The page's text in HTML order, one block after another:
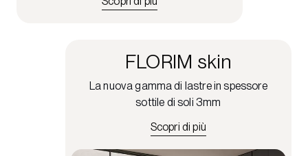
FLORIM skin
La nuova gamma di lastre in spessore
sottile di soli 3mm
Scopri di più